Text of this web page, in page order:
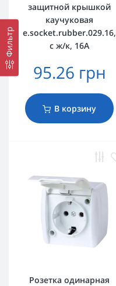
Фильтр
защитной крышкой
каучуковая
e.socket.rubber.029.16,
с ж/к, 16А
95.26 грн
В корзину
Розетка одинарная